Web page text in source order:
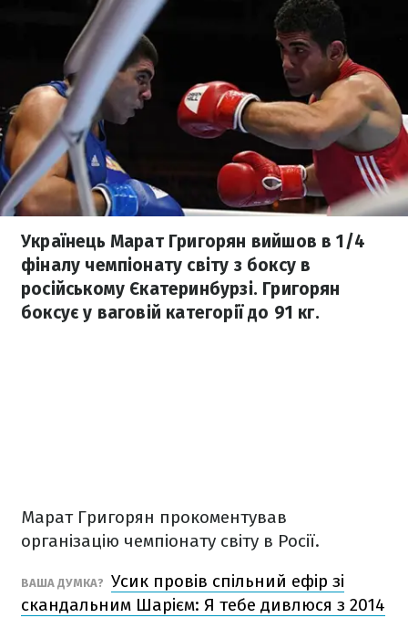
Українець Марат Григорян вийшов в 1/4
фіналу чемпіонату світу з боксу в
російському Єкатеринбурзі. Григорян
боксує у ваговій категорії до 91 кг.
Марат Григорян прокоментував
організацію чемпіонату світу в Росії.
ВАША ДУМКА? Усик провів спільний ефір зі
скандальним Шарієм: Я тебе дивлюся з 2014